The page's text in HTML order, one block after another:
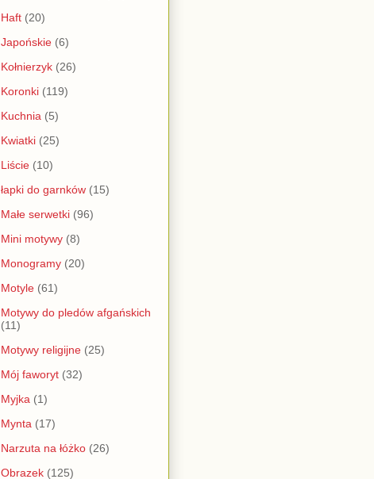
Haft (20)
Japońskie (6)
Kołnierzyk (26)
Koronki (119)
Kuchnia (5)
Kwiatki (25)
Liście (10)
łapki do garnków (15)
Małe serwetki (96)
Mini motywy (8)
Monogramy (20)
Motyle (61)
Motywy do pledów afgańskich
(11)
Motywy religijne (25)
Mój faworyt (32)
Myjka (1)
Mynta (17)
Narzuta na łóżko (26)
Obrazek (125)